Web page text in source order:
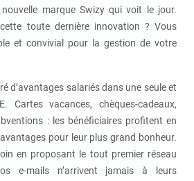
marque Swizy qui voit le jour.
toute dernière innovation ? Vous
et convivial pour la gestion de votre
d’avantages salariés dans une seule et
Cartes vacances, chèques-cadeaux,
: les bénéficiaires profitent en
pour leur plus grand bonheur.
en proposant le tout premier réseau
e-mails n’arrivent jamais à leurs